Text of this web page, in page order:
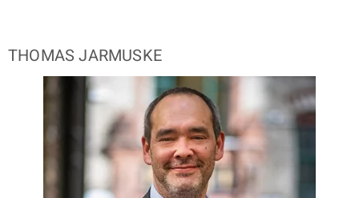
THOMAS JARMUSKE